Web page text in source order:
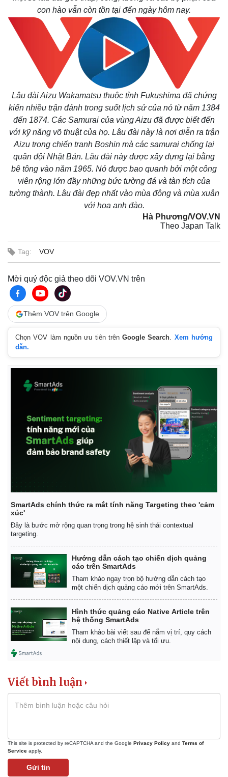
Pháp luật
Vụ án
Tin nóng
Tư vấn luật
Quân sự - Quốc phòng
Việt Nam
Phân tích
con hào vẫn còn tồn tại đến ngày hôm nay.
Lâu đài Aizu Wakamatsu thuộc tỉnh Fukushima đã chứng
kiến nhiều trận đánh trong suốt lịch sử của nó từ năm 1384
đến 1874. Các Samurai của vùng Aizu đã được biết đến
với kỹ năng võ thuật của họ. Lâu đài này là nơi diễn ra trận
Aizu trong chiến tranh Boshin mà các samurai chống lại
quân đội Nhật Bản. Lâu đài này được xây dựng lại bằng
bê tông vào năm 1965. Nó được bao quanh bởi một công
viên rộng lớn đầy những bức tường đá và tàn tích của
tường thành. Lâu đài đẹp nhất vào mùa đông và mùa xuân
với hoa anh đào.
Hà Phương/VOV.VN
Theo Japan Talk
Tag: VOV
Mời quý độc giả theo dõi VOV.VN trên
Thêm VOV trên Google
Chọn VOV làm nguồn ưu tiên trênGoogle Search. Xem hướng
dẫn.
SmartAds chính thức ra mắt tính năng Targeting theo 'cảm
xúc'
Đây là bước mở rộng quan trọng trong hệ sinh thái contextual
targeting.
Hướng dẫn cách tạo chiến dịch quảng
cáo trên SmartAds
Tham khảo ngay trọn bộ hướng dẫn cách tạo
một chiến dịch quảng cáo mới trên SmartAds.
Hình thức quảng cáo Native Article trên
hệ thống SmartAds
Tham khảo bài viết sau để nắm vị trí, quy cách
nội dung, cách thiết lập và tối ưu.
Viết bình luận
This site is protected by reCAPTCHA and the Google Privacy Policy and Terms of
Service apply.
Gửi tin